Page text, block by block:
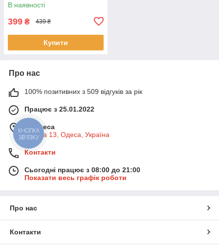
В наявності
399 ₴ 439 ₴
Купити
Про нас
100% позитивних з 509 відгуків за рік
Працює з 25.01.2022
м. Одеса
Базова 13, Одеса, Україна
Контакти
Сьогодні працює з 08:00 до 21:00
Показати весь графік роботи
Про нас
Контакти
КНОПКА
ЗВ'ЯЗКУ